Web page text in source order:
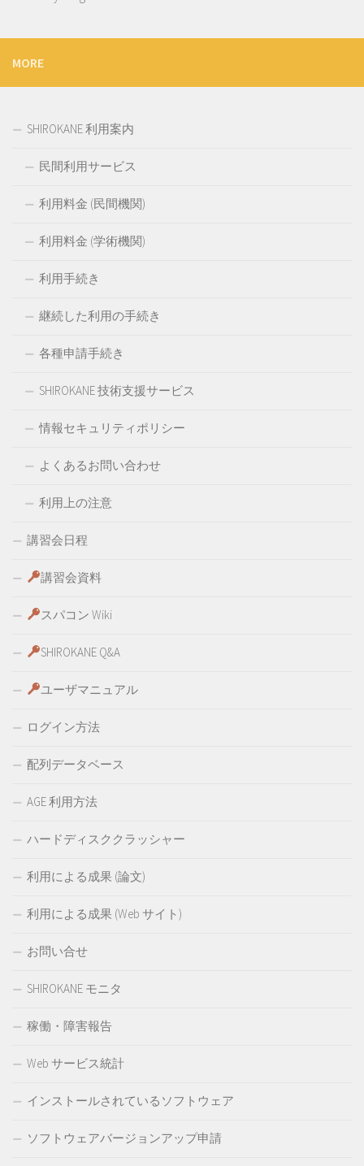
MORE
SHIROKANE 利用案内
民間利用サービス
利用料金 (民間機関)
利用料金 (学術機関)
利用手続き
継続した利用の手続き
各種申請手続き
SHIROKANE 技術支援サービス
情報セキュリティポリシー
よくあるお問い合わせ
利用上の注意
講習会日程
講習会資料
スパコン Wiki
SHIROKANE Q&A
ユーザマニュアル
ログイン方法
配列データベース
AGE 利用方法
ハードディスククラッシャー
利用による成果 (論文)
利用による成果 (Web サイト)
お問い合せ
SHIROKANE モニタ
稼働・障害報告
Web サービス統計
インストールされているソフトウェア
ソフトウェアバージョンアップ申請